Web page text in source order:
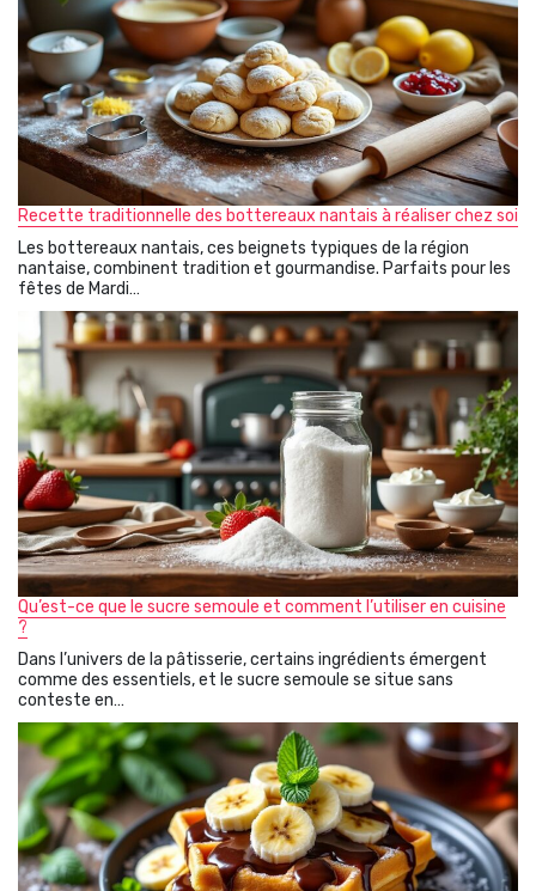
Recette traditionnelle des bottereaux nantais à réaliser chez soi
Les bottereaux nantais, ces beignets typiques de la région
nantaise, combinent tradition et gourmandise. Parfaits pour les
fêtes de Mardi…
Qu’est-ce que le sucre semoule et comment l’utiliser en cuisine
?
Dans l’univers de la pâtisserie, certains ingrédients émergent
comme des essentiels, et le sucre semoule se situe sans
conteste en…